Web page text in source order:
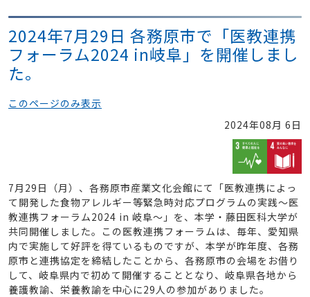
2024年7月29日 各務原市で「医教連携
フォーラム2024 in岐阜」を開催しまし
た。
このページのみ表示
2024年08月 6日
7月29日（月）、各務原市産業文化会館にて「医教連携によっ
て開発した食物アレルギー等緊急時対応プログラムの実践～医
教連携フォーラム2024 in 岐阜～」を、本学・藤田医科大学が
共同開催しました。この医教連携フォーラムは、毎年、愛知県
内で実施して好評を得ているものですが、本学が昨年度、各務
原市と連携協定を締結したことから、各務原市の会場をお借り
して、岐阜県内で初めて開催することとなり、岐阜県各地から
養護教諭、栄養教諭を中心に29人の参加がありました。